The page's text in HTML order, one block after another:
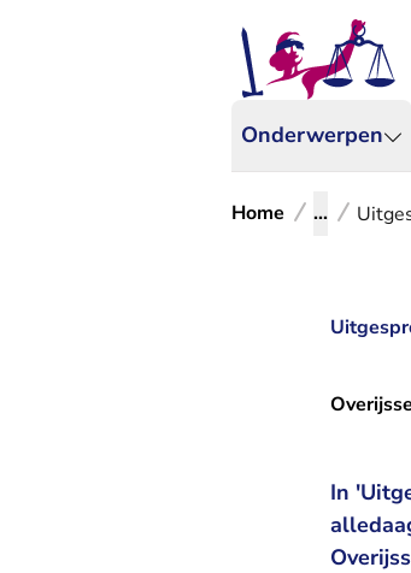
Onderwerpen
Home ...
In